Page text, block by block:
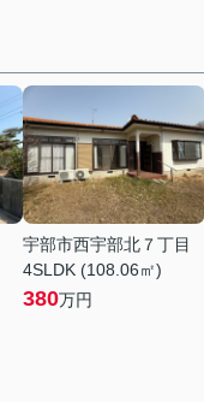
宇部市西宇部北７丁目
4SLDK (108.06㎡)
380万円